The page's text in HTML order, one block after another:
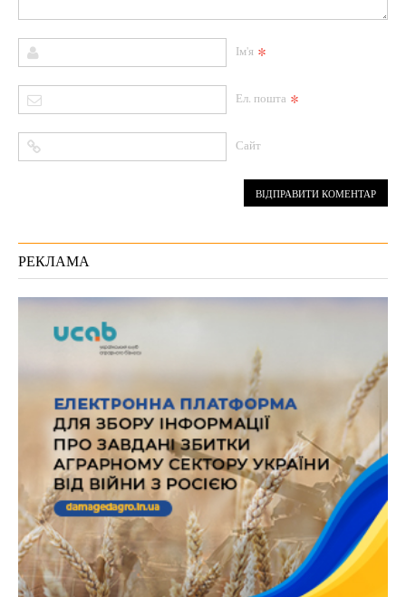
Ім'я *
Ел. пошта *
Сайт
РЕКЛАМА